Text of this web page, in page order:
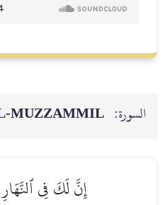
السورة:
إِنَّ لَكَ فِي